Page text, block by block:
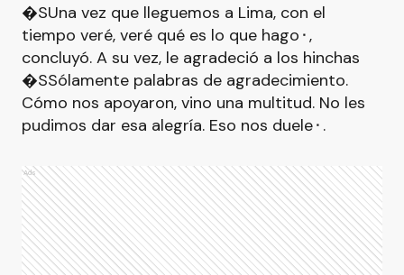
�SUna vez que lleguemos a Lima, con el
tiempo veré, veré qué es lo que hago⬝,
concluyó. A su vez, le agradeció a los hinchas
�SSólamente palabras de agradecimiento.
Cómo nos apoyaron, vino una multitud. No les
pudimos dar esa alegría. Eso nos duele⬝.
Ads